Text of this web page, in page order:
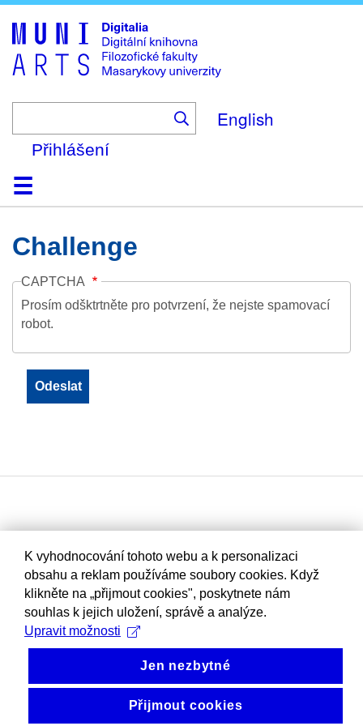
to
main
content
English
Přihlášení
DomůKolekce
Prohlížení
Vyhledávání
O platformě
Nápověda
KontaktDigitalia
Challenge
CAPTCHA
Prosím odšktrtněte pro potvrzení, že nejste spamovací
robot.
K vyhodnocování tohoto webu a k personalizaci
obsahu a reklam používáme soubory cookies. Když
klikněte na „přijmout cookies", poskytnete nám
souhlas k jejich uložení, správě a analýze.
Upravit možnosti
Jen nezbytné
Přijmout cookies